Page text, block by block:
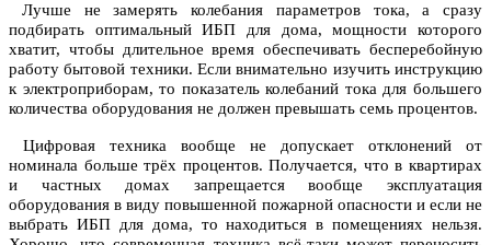
Лучше не замерять колебания параметров тока, а сразу
подбирать оптимальный ИБП для дома, мощности которого
хватит, чтобы длительное время обеспечивать бесперебойную
работу бытовой техники. Если внимательно изучить инструкцию
к электроприборам, то показатель колебаний тока для большего
количества оборудования не должен превышать семь процентов.
Цифровая техника вообще не допускает отклонений от
номинала больше трёх процентов. Получается, что в квартирах
и частных домах запрещается вообще эксплуатация
оборудования в виду повышенной пожарной опасности и если не
выбрать ИБП для дома, то находиться в помещениях нельзя.